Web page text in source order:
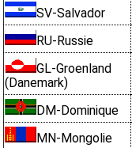
SV-Salvador
RU-Russie
GL-Groenland
(Danemark)
DM-Dominique
MN-Mongolie